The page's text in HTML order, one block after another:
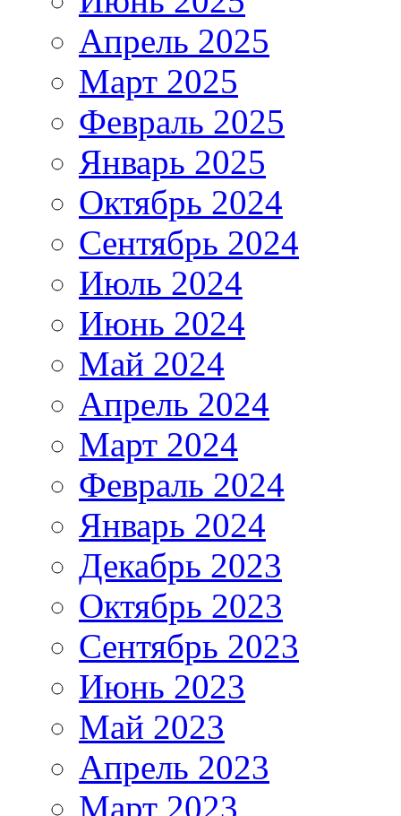
Апрель 2025
Март 2025
Февраль 2025
Январь 2025
Октябрь 2024
Сентябрь 2024
Июль 2024
Июнь 2024
Май 2024
Апрель 2024
Март 2024
Февраль 2024
Январь 2024
Декабрь 2023
Октябрь 2023
Сентябрь 2023
Июнь 2023
Май 2023
Апрель 2023
Март 2023